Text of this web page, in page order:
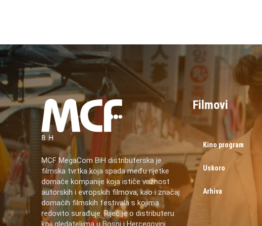
MCF MegaCom BiH distributerska je
filmska tvrtka koja spada među rijetke
domaće kompanije koja ističe važnost
autorskih i evropskih filmova, kao i značaj
domaćih filmskih festivala s kojima
redovito surađuje. Riječ je o distributeru
koji gledateljima u Bosni i Hercegovini
Filmovi
Kino program
Uskoro
Arhiva